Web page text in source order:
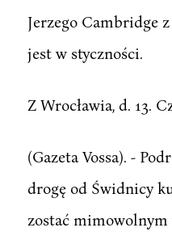
Jerzego Cambridge
jest w styczności.
Z Wrocławia, d. 13.
(Gazeta Vossa). -
drogę od Świdnicy
zostać